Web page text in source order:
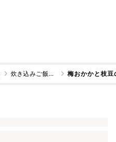
炊き込みご飯・混ぜご飯 梅おかかと枝